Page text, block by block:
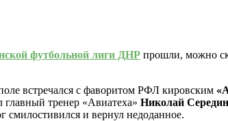
футбольной лиги ДНР прошли, можно
встречался с фаворитом РФЛ кировским
главный тренер «Авиатеха» Николай Середин
и вернул недоданное.